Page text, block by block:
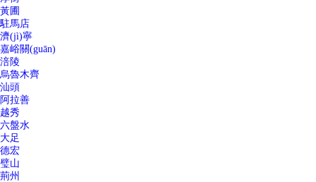
黃圃
駐馬店
濟(jì)寧
嘉峪關(guān)
涪陵
烏魯木齊
汕頭
阿拉善
越秀
六盤水
大足
德宏
璧山
荊州